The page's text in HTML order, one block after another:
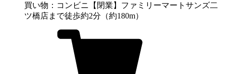
買い物：コンビニ 【閉業】ファミリーマートサンズ二
ツ橋店まで徒歩約2分（約180m）